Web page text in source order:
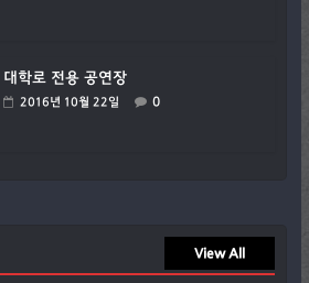
대학로 전용 공연장
2016년 10월 22일 0
View All